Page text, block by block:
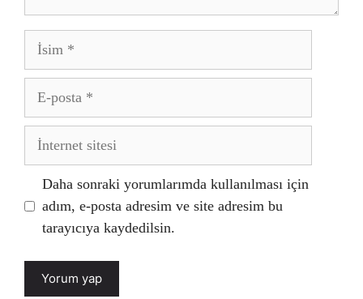
İsim
posta
İnternet
Daha sonraki yorumlarımda kullanılması için
adım, e-posta adresim ve site adresim bu
tarayıcıya kaydedilsin.